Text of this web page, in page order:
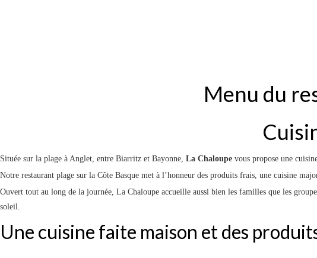
Menu du
Située sur la plage à Anglet, entre Biarritz et Bayonne, La Chaloupe vous propose une
Notre restaurant plage sur la Côte Basque met à l’honneur des produits frais, une cuisine
Ouvert tout au long de la journée, La Chaloupe accueille aussi bien les familles que les
soleil.
Une cuisine faite maison et des